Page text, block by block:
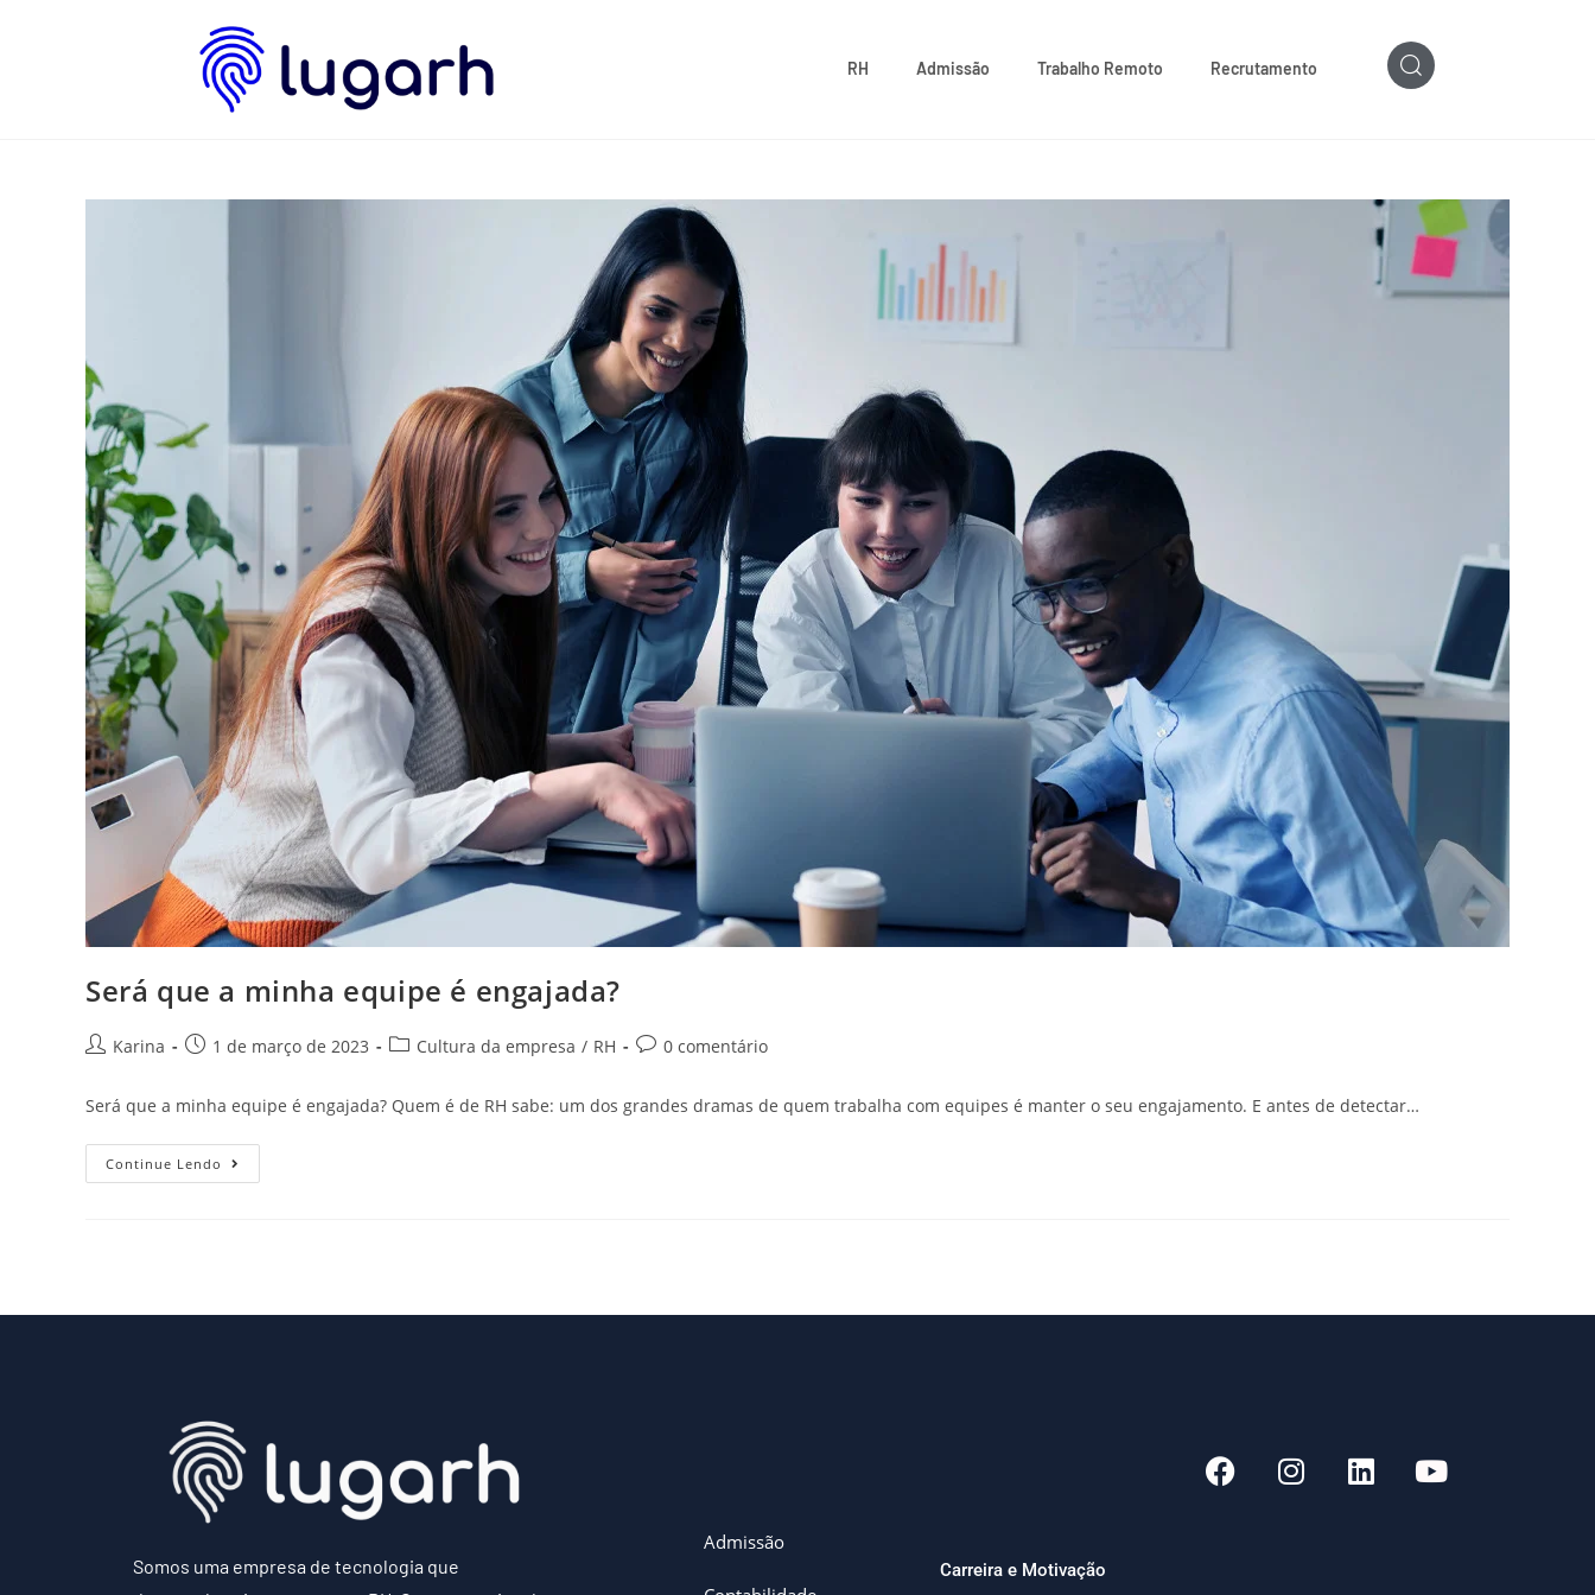
RH Admissão Trabalho Remoto Recrutamento
Será que a minha equipe é engajada?
Karina 1 de março de 2023 Cultura da empresa / RH 0 comentário
Será que a minha equipe é engajada? Quem é de RH sabe: um dos grandes dramas de quem trabalha com equipes é manter o seu engajamento. E antes de detectar…
Continue Lendo
Somos uma empresa de tecnologia que
Admissão
Carreira e Motivação